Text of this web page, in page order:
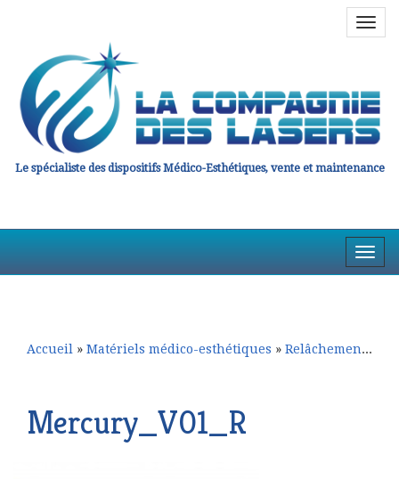
Le spécialiste des dispositifs Médico-Esthétiques, vente et maintenance
la
en
Accueil » Matériels médico-esthétiques » Relâchement cutané
Mercury_V01_R